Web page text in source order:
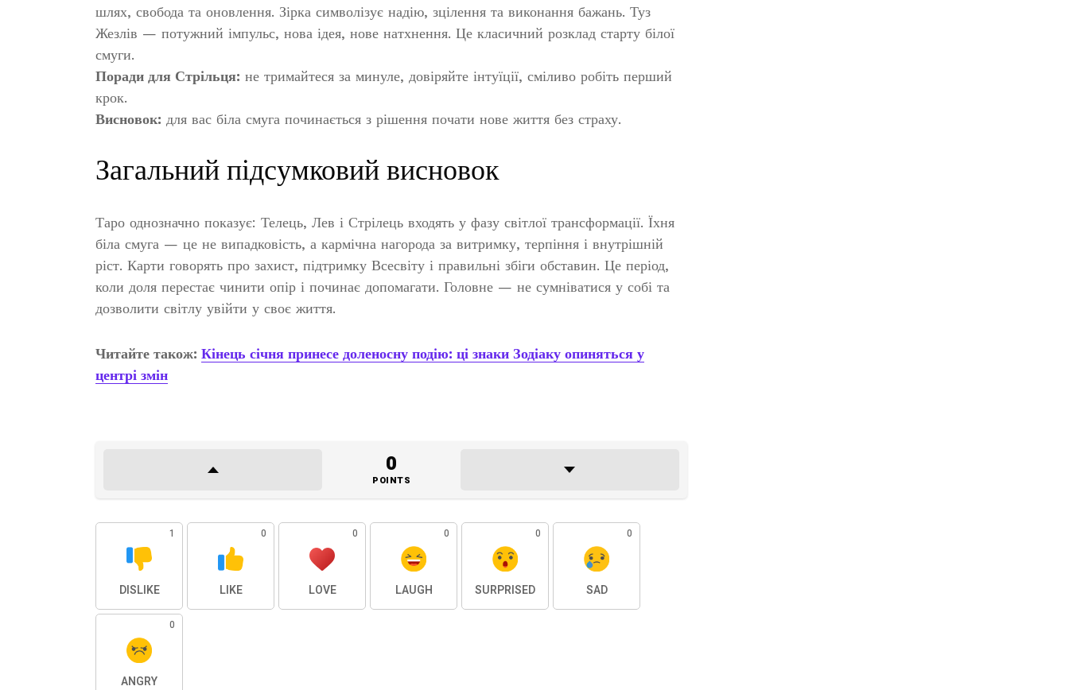
шлях, свобода та оновлення. Зірка символізує надію, зцілення та виконання бажань. Туз
Жезлів — потужний імпульс, нова ідея, нове натхнення. Це класичний розклад старту білої
смуги.
Поради для Стрільця: не тримайтеся за минуле, довіряйте інтуїції, сміливо робіть перший
крок.
Висновок: для вас біла смуга починається з рішення почати нове життя без страху.
Загальний підсумковий висновок
Таро однозначно показує: Телець, Лев і Стрілець входять у фазу світлої трансформації. Їхня
біла смуга — це не випадковість, а кармічна нагорода за витримку, терпіння і внутрішній
ріст. Карти говорять про захист, підтримку Всесвіту і правильні збіги обставин. Це період,
коли доля перестає чинити опір і починає допомагати. Головне — не сумніватися у собі та
дозволити світлу увійти у своє життя.
Читайте також: Кінець січня принесе доленосну подію: ці знаки Зодіаку опиняться у
центрі змін
0
POINTS
1
DISLIKE
0
LIKE
0
LOVE
0
LAUGH
0
SURPRISED
0
SAD
0
ANGRY